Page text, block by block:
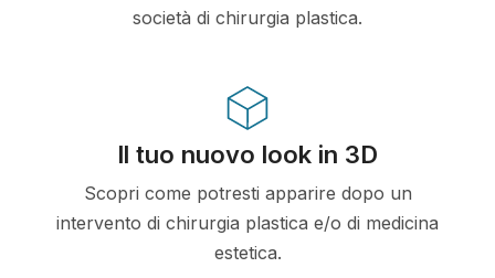
società di chirurgia plastica.
Il tuo nuovo look in 3D
Scopri come potresti apparire dopo un
intervento di chirurgia plastica e/o di medicina
estetica.